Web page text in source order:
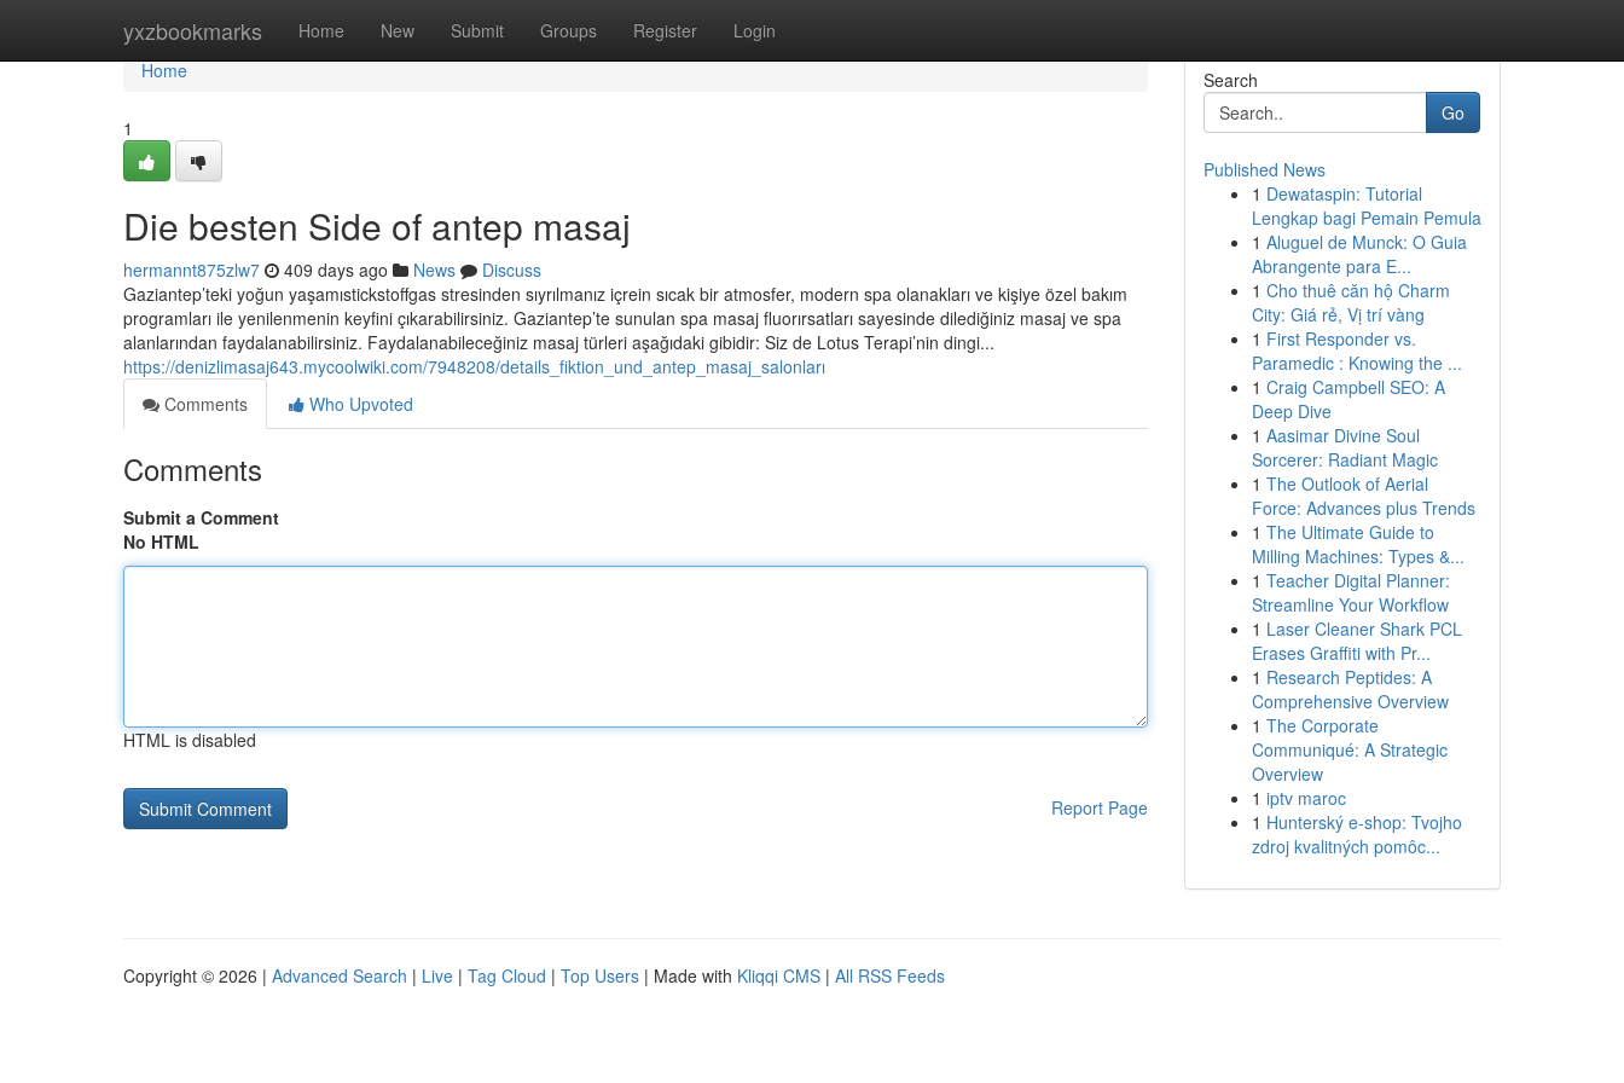
yxzbookmarks Home New Submit Groups Register Login
Home
Home
1
Die besten Side of antep masaj
hermannt875zlw7 409 days ago News
Discuss
Gaziantep’teki yoğun yaşamıstickstoffgas stresinden sıyrılmanız içrein sıcak bir atmosfer, modern spa olanakları ve kişiye özel bakım
programları ile yenilenmenin keyfini çıkarabilirsiniz. Gaziantep’te sunulan spa masaj fluorırsatları sayesinde dilediğiniz masaj ve spa
alanlarından faydalanabilirsiniz. Faydalanabileceğiniz masaj türleri aşağıdaki gibidir: Siz de Lotus Terapi’nin dingi...
https://denizlimasaj643.mycoolwiki.com/7948208/details_fiktion_und_antep_masaj_salonları
Comments
Who Upvoted
Comments
Submit a Comment
No HTML
HTML is disabled
Report Page
Search
Go
Published News
1 Dewataspin: Tutorial
Lengkap bagi Pemain Pemula
1 Aluguel de Munck: O Guia
Abrangente para E...
1 Cho thuê căn hộ Charm
City: Giá rẻ, Vị trí vàng
1 First Responder vs.
Paramedic : Knowing the ...
1 Craig Campbell SEO: A
Deep Dive
1 Aasimar Divine Soul
Sorcerer: Radiant Magic
1 The Outlook of Aerial
Force: Advances plus Trends
1 The Ultimate Guide to
Milling Machines: Types &...
1 Teacher Digital Planner:
Streamline Your Workflow
1 Laser Cleaner Shark PCL
Erases Graffiti with Pr...
1 Research Peptides: A
Comprehensive Overview
1 The Corporate
Communiqué: A Strategic
Overview
1 iptv maroc
1 Hunterský e-shop: Tvojho
zdroj kvalitných pomôc...
Copyright © 2026 | Advanced Search | Live | Tag Cloud | Top Users | Made with Kliqqi CMS | All RSS Feeds